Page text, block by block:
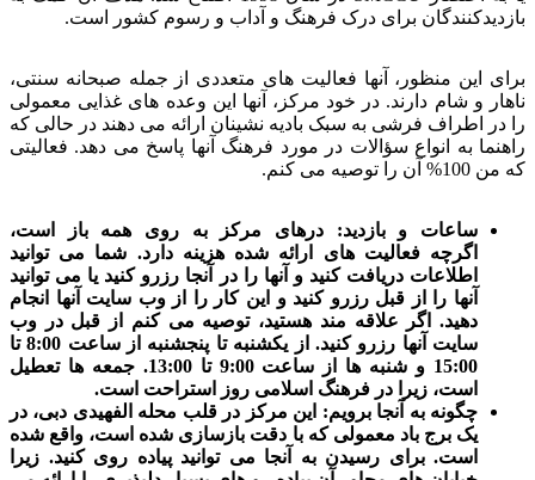
بازدیدکنندگان برای درک فرهنگ و آداب و رسوم کشور است.
برای این منظور، آنها فعالیت های متعددی از جمله صبحانه سنتی،
ناهار و شام دارند. در خود مرکز، آنها این وعده های غذایی معمولی
را در اطراف فرشی به سبک بادیه نشینان ارائه می دهند در حالی که
راهنما به انواع سؤالات در مورد فرهنگ آنها پاسخ می دهد. فعالیتی
که من 100% آن را توصیه می کنم.
ساعات و بازدید: درهای مرکز به روی همه باز است،
اگرچه فعالیت های ارائه شده هزینه دارد. شما می توانید
اطلاعات دریافت کنید و آنها را در آنجا رزرو کنید یا می توانید
آنها را از قبل رزرو کنید و این کار را از وب سایت آنها انجام
دهید. اگر علاقه مند هستید، توصیه می کنم از قبل در وب
سایت آنها رزرو کنید. از یکشنبه تا پنجشنبه از ساعت 8:00 تا
15:00 و شنبه ها از ساعت 9:00 تا 13:00. جمعه ها تعطیل
است، زیرا در فرهنگ اسلامی روز استراحت است.
چگونه به آنجا برویم: این مرکز در قلب محله الفهیدی دبی، در
یک برج باد معمولی که با دقت بازسازی شده است، واقع شده
است. برای رسیدن به آنجا می توانید پیاده روی کنید. زیرا